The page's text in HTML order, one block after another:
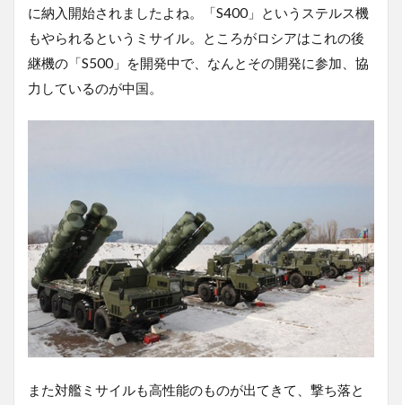
に納入開始されましたよね。「S400」というステルス機
もやられるというミサイル。ところがロシアはこれの後
継機の「S500」を開発中で、なんとその開発に参加、協
力しているのが中国。
また対艦ミサイルも高性能のものが出てきて、撃ち落と